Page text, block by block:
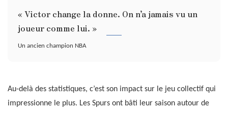
« Victor change la donne. On n’a jamais vu un
joueur comme lui. »
Un ancien champion NBA
Au-delà des statistiques, c’est son impact sur le jeu collectif qui
impressionne le plus. Les Spurs ont bâti leur saison autour de